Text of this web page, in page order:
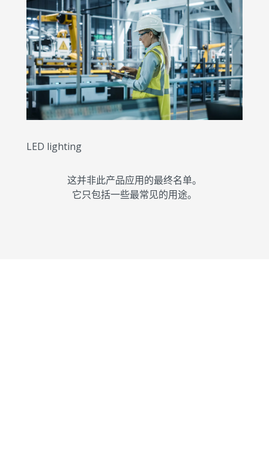
LED lighting
这并非此产品应用的最终名单。
它只包括一些最常见的用途。